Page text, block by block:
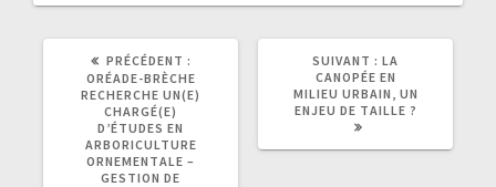
PRÉCÉDENT :
PRÉCÉDENT
:
ORÉADE-BRÈCHE
RECHERCHE UN(E)
CHARGÉ(E)
D’ÉTUDES EN
ARBORICULTURE
ORNEMENTALE –
GESTION DE
SUIVANT : ARTICLE
SUIVANT
:
LA
CANOPÉE EN
MILIEU URBAIN, UN
ENJEU DE TAILLE ?